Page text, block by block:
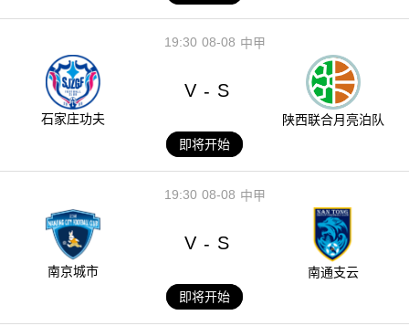
08-08
19:30 中甲
石家庄功夫
V - S
陕西联合月亮泊队
即将开始
08-08
19:30 中甲
南京城市
V - S
南通支云
即将开始